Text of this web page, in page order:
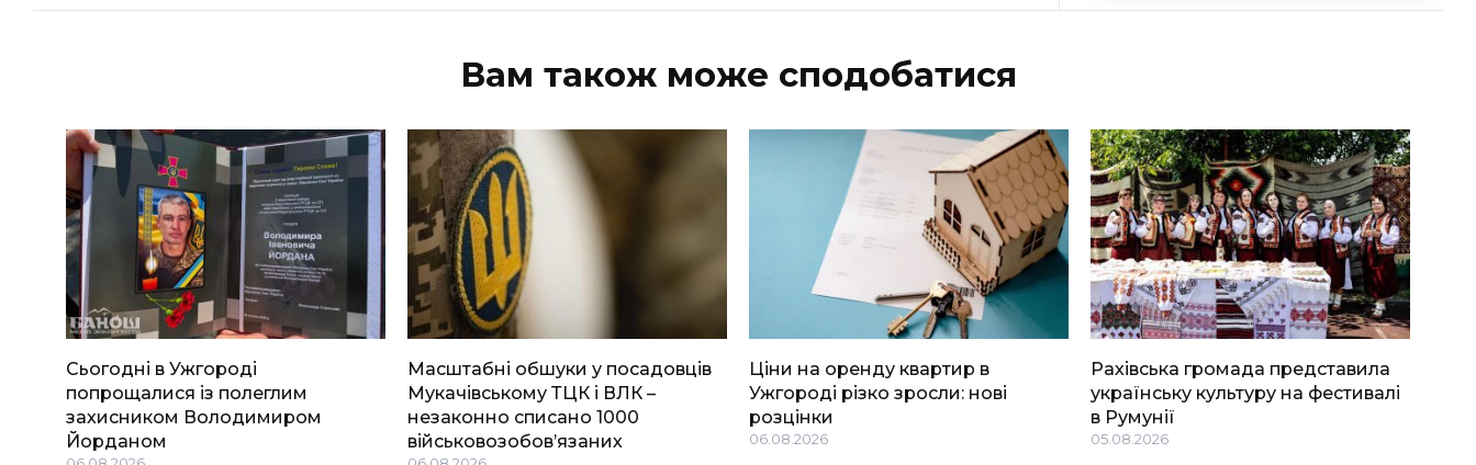
Вам також може сподобатися
Сьогодні в Ужгороді
попрощалися із полеглим
захисником Володимиром
Йорданом
Масштабні обшуки у посадовців
Мукачівському ТЦК і ВЛК –
незаконно списано 1000
військовозобов’язаних
Ціни на оренду квартир в
Ужгороді різко зросли: нові
розцінки
06.08.2026
Рахівська громада представила
українську культуру на фестивалі
в Румунії
05.08.2026